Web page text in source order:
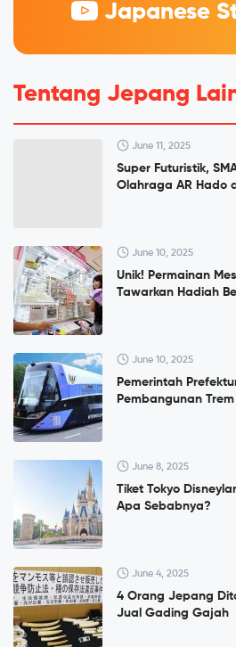
Japanese
Tentang Jepang
June 11, 2025
Super Futuristik,
Olahraga AR Hado
June 10, 2025
Unik! Permainan
Tawarkan Hadiah
June 10, 2025
Pemerintah
Pembangunan
June 8, 2025
Tiket Tokyo
Apa Sebabnya?
June 4, 2025
4 Orang Jepang
Jual Gading Gajah